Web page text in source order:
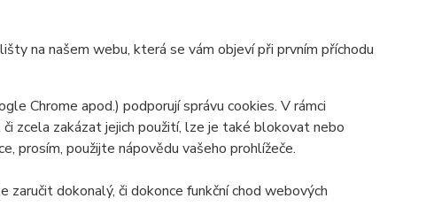
na našem webu, která se vám objeví při prvním příchodu
Chrome apod.) podporují správu cookies. V rámci
zcela zakázat jejich použití, lze je také blokovat nebo
prosím, použijte nápovědu vašeho prohlížeče.
dokonalý, či dokonce funkční chod webových